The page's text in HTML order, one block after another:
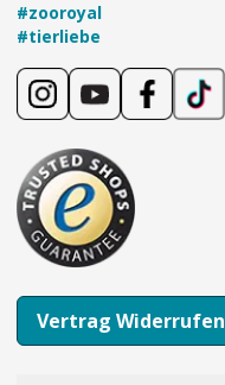
#zooroyal
#tierliebe
Vertrag Widerrufen